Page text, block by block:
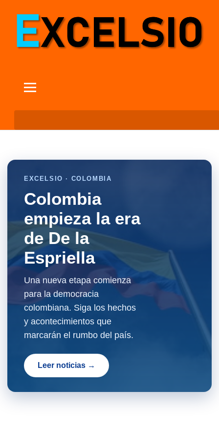
EXCELSIO · COLOMBIA
Colombia
empieza la era
de De la
Espriella
Una nueva etapa comienza
para la democracia
colombiana. Siga los hechos
y acontecimientos que
marcarán el rumbo del país.
Leer noticias →